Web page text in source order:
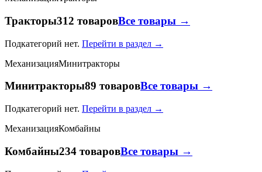
Тракторы312 товаровВсе товары →
Подкатегорий нет. Перейти в раздел →
МеханизацияМинитракторы
Минитракторы89 товаровВсе товары →
Подкатегорий нет. Перейти в раздел →
МеханизацияКомбайны
Комбайны234 товаровВсе товары →